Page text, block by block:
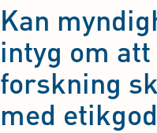
Kan
intyg om att
forskning
med